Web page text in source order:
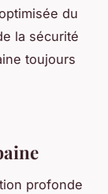
du
la sécurité
toujours
profonde